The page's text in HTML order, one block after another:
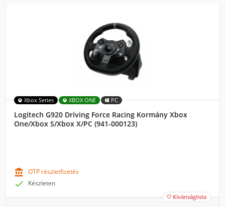
Xbox Series XBOX ONE PC
Logitech G920 Driving Force Racing Kormány Xbox
One/Xbox S/Xbox X/PC (941-000123)
 OTP részletfizetés
 Készleten
 Kívánságlista